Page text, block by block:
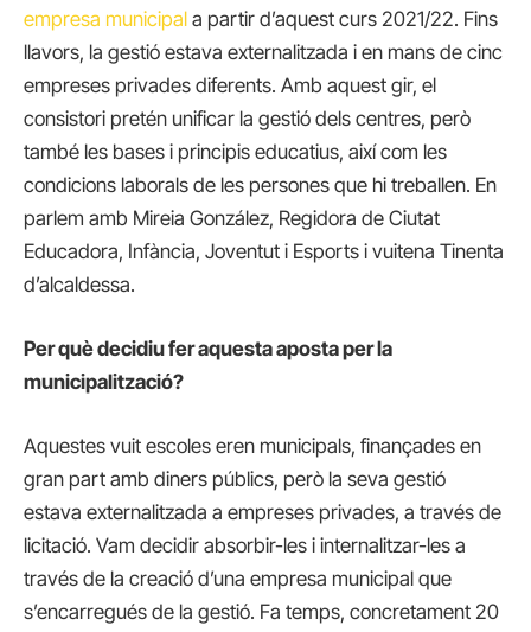
empresa municipal a partir d’aquest curs 2021/22. Fins
llavors, la gestió estava externalitzada i en mans de cinc
empreses privades diferents. Amb aquest gir, el
consistori pretén unificar la gestió dels centres, però
també les bases i principis educatius, així com les
condicions laborals de les persones que hi treballen. En
parlem amb Mireia González, Regidora de Ciutat
Educadora, Infància, Joventut i Esports i vuitena Tinenta
d’alcaldessa.
Per què decidiu fer aquesta aposta per la
municipalització?
Aquestes vuit escoles eren municipals, finançades en
gran part amb diners públics, però la seva gestió
estava externalitzada a empreses privades, a través de
licitació. Vam decidir absorbir-les i internalitzar-les a
través de la creació d’una empresa municipal que
s’encarregués de la gestió. Fa temps, concretament 20